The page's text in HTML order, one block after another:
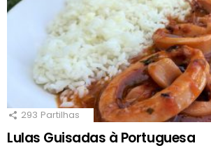
293 Partilhas
Lulas Guisadas à Portuguesa